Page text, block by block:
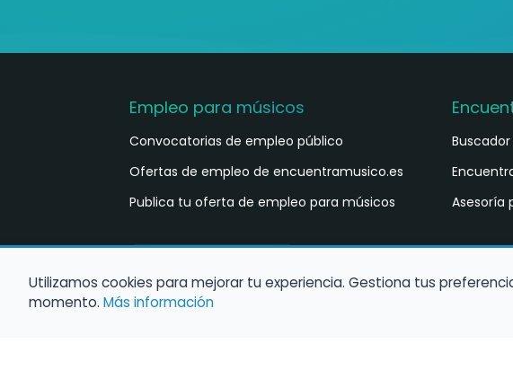
Empleo para músicos
Convocatorias de empleo público
Ofertas de empleo de encuentramusico.es
Publica tu oferta de empleo para músicos
Asesoría
Utilizamos cookies para mejorar tu experiencia. Gestiona tus
momento. Más información